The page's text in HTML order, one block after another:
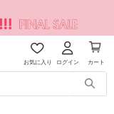
お気に入り ログイン カート